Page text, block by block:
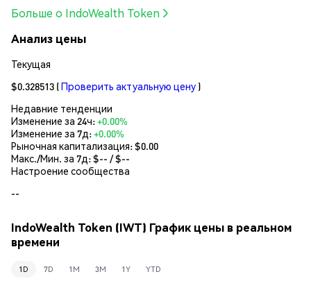
Больше о IndoWealth Token
Анализ цены
Текущая
$0.328513 (Проверить актуальную цену )
Недавние тенденции
Изменение за 24ч:+0.00%
Изменение за 7д:+0.00%
Рыночная капитализация:$0.00
Макс./Мин. за 7д: $-- / $--
Настроение сообщества
--
IndoWealth Token (IWT) График цены в реальном
времени
1D 7D 1M 3M 1Y YTD